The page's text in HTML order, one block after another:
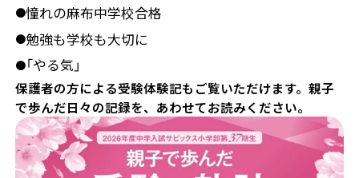
●憧れの麻布中学校合格
●勉強も学校も大切に
●「やる気」
保護者の方による受験体験記もご覧いただけます。親子
で歩んだ日々の記録を、あわせてお読みください。